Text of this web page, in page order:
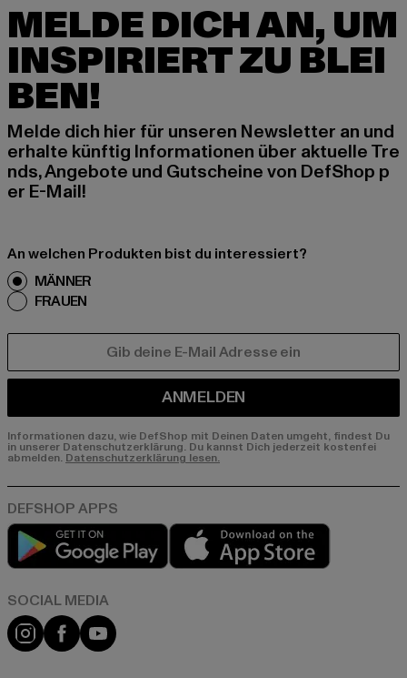
MELDE DICH AN, UM
INSPIRIERT ZU BLEI
BEN!
Melde dich hier für unseren Newsletter an und
erhalte künftig Informationen über aktuelle Tre
nds, Angebote und Gutscheine von DefShop p
er E-Mail!
An welchen Produkten bist du interessiert?
MÄNNER
FRAUEN
ANMELDEN
Informationen dazu, wie DefShop mit Deinen Daten umgeht, findest Du
in unserer Datenschutzerklärung. Du kannst Dich jederzeit kostenfei
abmelden. Datenschutzerklärung lesen.
Play market
Instagram
FacebookYouTube